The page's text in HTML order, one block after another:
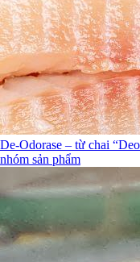
De-Odorase – từ chai
nhóm sản phẩm